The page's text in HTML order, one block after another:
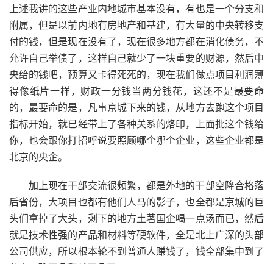
上述我讲的这些产业内地城市基本没有，有也是一个分支和
附属，但是以前内地有房地产和基建，有大量的中央转移支
付的钱，但是现在没有了，现在很多地方都在消化债务，不
允许自己举债了，这样自己就少了一块重要的财源，然后中
央给的钱吧，预算又卡得死死的，现在我们做点项目利润薄
得像纸片一样，财政一分钱当两分钱花，这还不是最要命
的，最要命的是，凡事京城下来的钱，从地方去跑这个项目
指标开始，就已经带上了各种关系的烙印，上面批这个钱给
你，也会跟你打招呼说要照顾哪个哪个企业，这些企业都是
北京的央企。
加上现在干部交流很频繁，都是外地的干部空降合格落
后省份，大项目也都有他们人马的影子，也全都是京城的巨
头们拿掉了大头，剩下的地方土著国企喝一点汤而已，然后
就是技术性强的产品和材料等硬软件，全是北上广深的头部
公司供应，所以根本轮不到普通人赚钱了，钱全部集中到了